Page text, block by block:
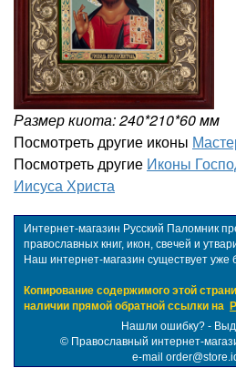
Размер киота: 240*210*60 мм
Посмотреть другие иконы
Посмотреть другие Иконы
Иисуса Христа
Интернет-магазин Русский Паломник
православных книг, икон, свечей и
Наш интернет-магазин существует уже
Копирование содержимого этой
наличии прямой обратной ссылки на
Нашли ошибку? -
© Православный интернет-
e-mail